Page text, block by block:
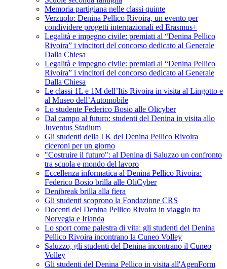
Memoria partigiana nelle classi quinte
Verzuolo: Denina Pellico Rivoira, un evento per
condividere progetti internazionali ed Erasmus+
Legalità e impegno civile: premiati al “Denina Pellico
Rivoira” i vincitori del concorso dedicato al Generale
Dalla Chiesa
Legalità e impegno civile: premiati al “Denina Pellico
Rivoira” i vincitori del concorso dedicato al Generale
Dalla Chiesa
Le classi 1L e 1M dell’Itis Rivoira in visita al Lingotto e
al Museo dell’Automobile
Lo studente Federico Bosio alle Olicyber
Dal campo al futuro: studenti del Denina in visita allo
Juventus Stadium
Gli studenti della I K del Denina Pellico Rivoira
ciceroni per un giorno
"Costruire il futuro": al Denina di Saluzzo un confronto
tra scuola e mondo del lavoro
Eccellenza informatica al Denina Pellico Rivoira:
Federico Bosio brilla alle OliCyber
Denibreak brilla alla fiera
Gli studenti scoprono la Fondazione CRS
Docenti del Denina Pellico Rivoira in viaggio tra
Norvegia e Irlanda
Lo sport come palestra di vita: gli studenti del Denina
Pellico Rivoira incontrano la Cuneo Volley
Saluzzo, gli studenti del Denina incontrano il Cuneo
Volley
Gli studenti del Denina Pellico in visita all'AgenForm